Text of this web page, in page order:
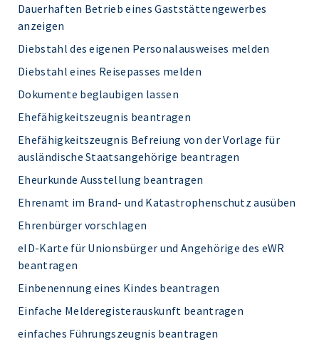
Dauerhaften Betrieb eines Gaststättengewerbes
anzeigen
Diebstahl des eigenen Personalausweises melden
Diebstahl eines Reisepasses melden
Dokumente beglaubigen lassen
Ehefähigkeitszeugnis beantragen
Ehefähigkeitszeugnis Befreiung von der Vorlage für
ausländische Staatsangehörige beantragen
Eheurkunde Ausstellung beantragen
Ehrenamt im Brand- und Katastrophenschutz ausüben
Ehrenbürger vorschlagen
eID-Karte für Unionsbürger und Angehörige des eWR
beantragen
Einbenennung eines Kindes beantragen
Einfache Melderegisterauskunft beantragen
einfaches Führungszeugnis beantragen